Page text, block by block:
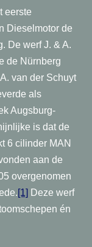
eerste
Dieselmotor de
De werf J. & A.
de Nürnberg
van der Schuyt
als
Augsburg-
is dat de
6 cilinder MAN
aan de
overgenomen
[1] Deze werf
én